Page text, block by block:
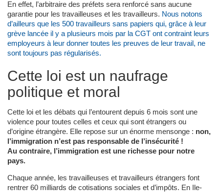
En effet, l’arbitraire des préfets sera renforcé sans aucune
garantie pour les travailleuses et les travailleurs. Nous notons
d’ailleurs que les 500 travailleurs sans papiers qui, grâce à leur
grève lancée il y a plusieurs mois par la CGT ont contraint leurs
employeurs à leur donner toutes les preuves de leur travail, ne
sont toujours pas régularisés.
Cette loi est un naufrage
politique et moral
Cette loi et les débats qui l’entourent depuis 6 mois sont une
violence pour toutes celles et ceux qui sont étrangers ou
d’origine étrangère. Elle repose sur un énorme mensonge : non,
l’immigration n’est pas responsable de l’insécurité !
Au contraire, l’immigration est une richesse pour notre
pays.
Chaque année, les travailleuses et travailleurs étrangers font
rentrer 60 milliards de cotisations sociales et d’impôts. En Ile-